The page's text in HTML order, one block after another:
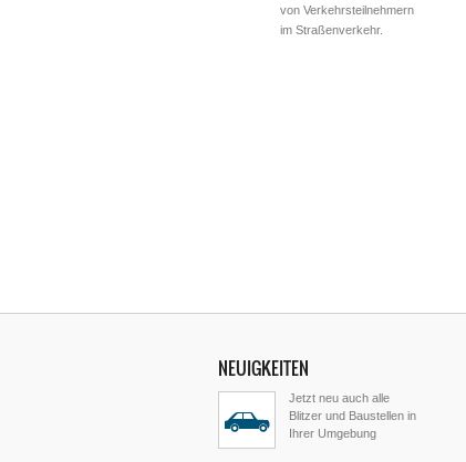
von Verkehrsteilnehmern
im Straßenverkehr.
NEUIGKEITEN
Jetzt neu auch alle
Blitzer und Baustellen in
Ihrer Umgebung